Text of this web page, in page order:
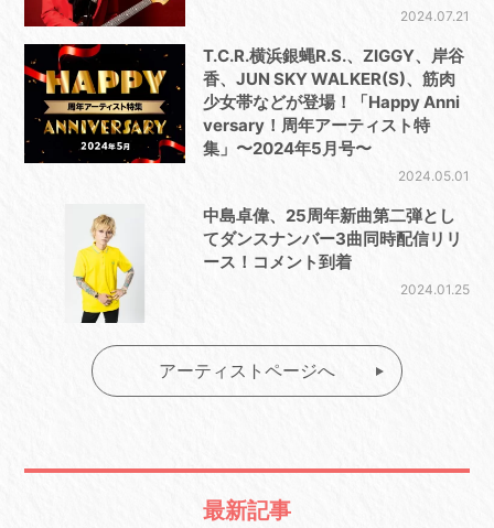
2024.07.21
T.C.R.横浜銀蝿R.S.、ZIGGY、岸谷
香、JUN SKY WALKER(S)、筋肉
少女帯などが登場！「Happy Anni
versary！周年アーティスト特
集」〜2024年5月号〜
2024.05.01
中島卓偉、25周年新曲第二弾とし
てダンスナンバー3曲同時配信リリ
ース！コメント到着
2024.01.25
アーティストページへ
最新記事